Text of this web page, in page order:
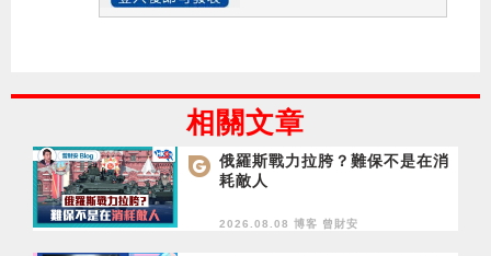
相關文章
俄羅斯戰力拉胯？難保不是在消
耗敵人
2026.08.08 博客 曾財安